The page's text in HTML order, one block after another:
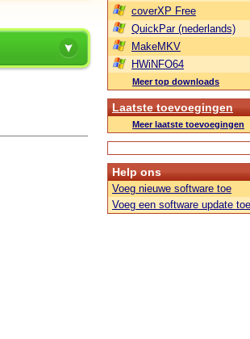
coverXP Free
QuickPar (nederlands)
MakeMKV
HWiNFO64
Meer top downloads
Laatste toevoegingen
Meer laatste toevoegingen
Help ons
Voeg nieuwe software toe
Voeg een software update toe